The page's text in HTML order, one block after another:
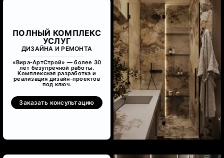
ПОЛНЫЙ КОМПЛЕКС
УСЛУГ
ДИЗАЙНА И РЕМОНТА
«Вира-АртСтрой» — более 30
лет безупречной работы.
Комплексная разработка и
реализация дизайн-проектов
под ключ.
Заказать консультацию